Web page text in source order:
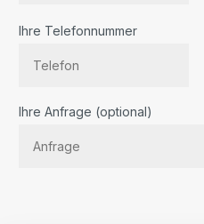
Ihre Telefonnummer
Ihre Anfrage (optional)